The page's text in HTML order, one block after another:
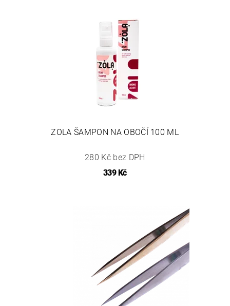
ZOLA ŠAMPON NA OBOČÍ 100 ML
280 Kč bez DPH
339 Kč